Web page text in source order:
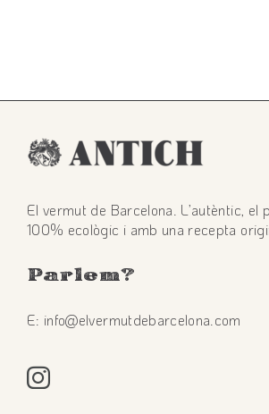
El vermut de Barcelona. L’autèntic, el
100% ecològic i amb una recepta
Parlem?
E: info@elvermutdebarcelona.com